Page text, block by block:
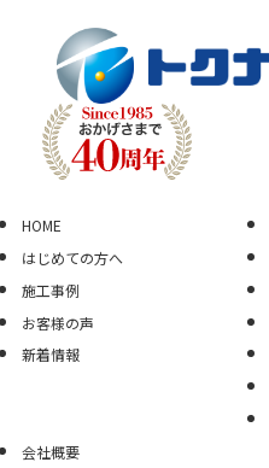
HOME
はじめての方へ
施工事例
お客様の声
新着情報
会社概要